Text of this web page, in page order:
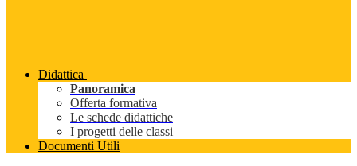
Didattica
Panoramica
Offerta formativa
Le schede didattiche
I progetti delle classi
Documenti Utili